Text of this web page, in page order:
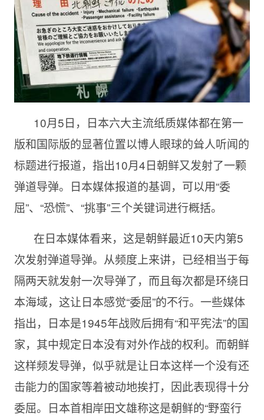
10月5日，日本六大主流纸质媒体都在第一
版和国际版的显著位置以博人眼球的耸人听闻的
标题进行报道，指出10月4日朝鲜又发射了一颗
弹道导弹。日本媒体报道的基调，可以用“委
屈”、“恐慌”、“挑事”三个关键词进行概括。
在日本媒体看来，这是朝鲜最近10天内第5
次发射弹道导弹。从频度上来讲，已经相当于每
隔两天就发射一次导弹了，而且每次都是环绕日
本海域，这让日本感觉“委屈”的不行。一些媒体
指出，日本是1945年战败后拥有“和平宪法”的国
家，其中规定日本没有对外作战的权利。而朝鲜
这样频发导弹，似乎就是让日本这样一个没有还
击能力的国家等着被动地挨打，因此表现得十分
委屈。日本首相岸田文雄称这是朝鲜的“野蛮行